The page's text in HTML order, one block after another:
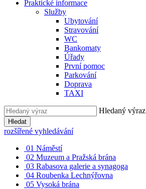
Praktické informace
Služby
Ubytování
Stravování
WC
Bankomaty
Úřady
První pomoc
Parkování
Doprava
TAXI
Hledaný výraz
Hledat
rozšířené vyhledávání
01 Náměstí
02 Muzeum a Pražská brána
03 Rabasova galerie a synagoga
04 Roubenka Lechnýřovna
05 Vysoká brána